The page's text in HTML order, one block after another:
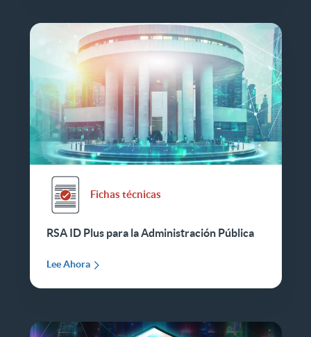
Fichas técnicas
RSA ID Plus para la Administración Pública
Lee Ahora